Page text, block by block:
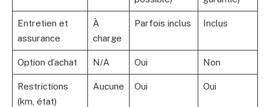
Entretien et
assurance
À
charge
Parfois inclus Inclus
Option d’achat N/A Oui Non
Restrictions
(km, état)
Aucune Oui Oui